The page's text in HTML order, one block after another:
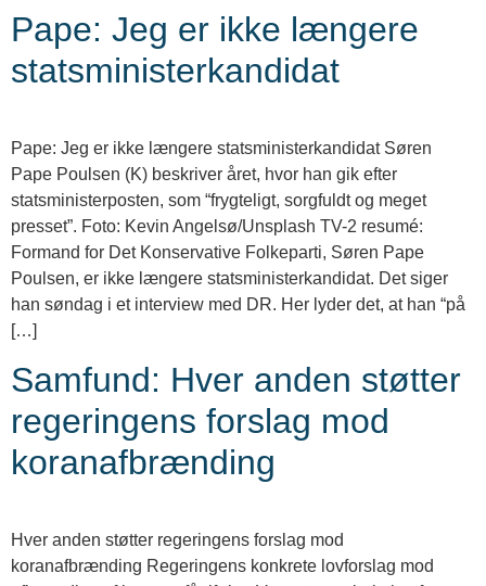
Pape: Jeg er ikke længere
statsministerkandidat
Pape: Jeg er ikke længere statsministerkandidat Søren
Pape Poulsen (K) beskriver året, hvor han gik efter
statsministerposten, som “frygteligt, sorgfuldt og meget
presset”. Foto: Kevin Angelsø/Unsplash TV-2 resumé:
Formand for Det Konservative Folkeparti, Søren Pape
Poulsen, er ikke længere statsministerkandidat. Det siger
han søndag i et interview med DR. Her lyder det, at han “på
[…]
Samfund: Hver anden støtter
regeringens forslag mod
koranafbrænding
Hver anden støtter regeringens forslag mod
koranafbrænding Regeringens konkrete lovforslag mod